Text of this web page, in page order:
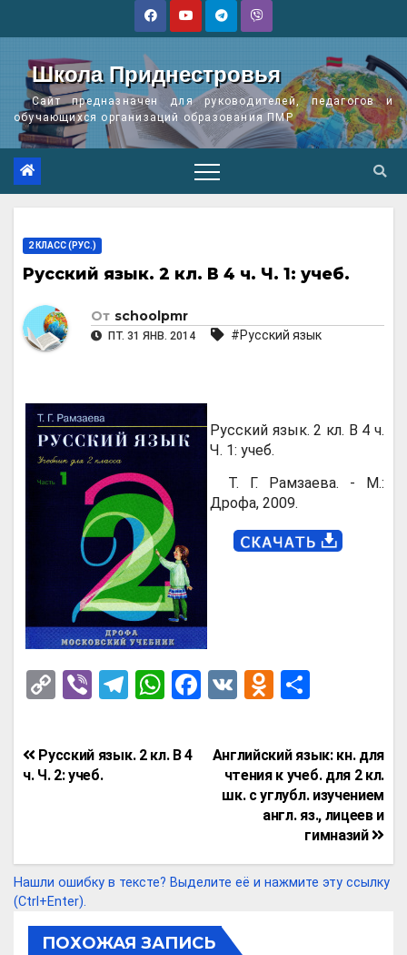
Школа Приднестровья
Сайт предназначен для руководителей, педагогов и
обучающихся организаций образования ПМР
2 КЛАСС (РУС.)
Русский язык. 2 кл. В 4 ч. Ч. 1: учеб.
От schoolpmr
ПТ. 31 ЯНВ. 2014 #Русский язык
Русский язык. 2 кл. В 4 ч.
Ч. 1: учеб.
Т. Г. Рамзаева. - М.:
Дрофа, 2009.
C
py
Li
Vi
er
T
e
W
at
p
F
ce
k
V
O
n
o
kl
a
ss
ni
п
р
а
в
и
т
Навигация
по
Английский язык: кн. для
чтения к учеб. для 2 кл.
шк. с углубл. изучением
англ. яз., лицеев и
гимназий
Русский язык. 2 кл. В 4
ч. Ч. 2: учеб.
Нашли ошибку в тексте? Выделите её и нажмите эту ссылку
(Ctrl+Enter).
ПОХОЖАЯ ЗАПИСЬ